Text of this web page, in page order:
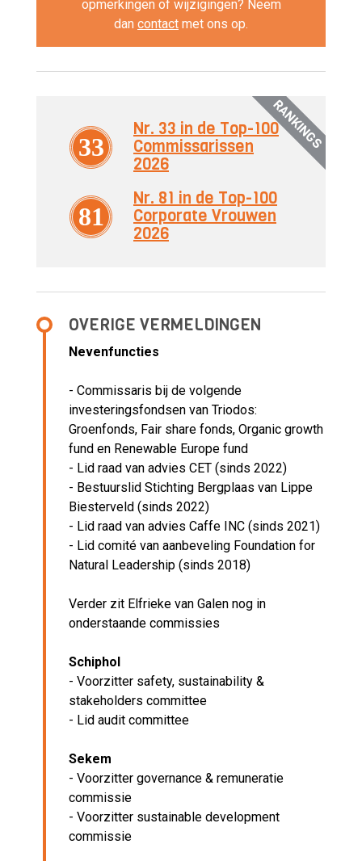
opmerkingen of wijzigingen? Neem
dan contact met ons op.
RANKINGS
33
Nr. 33 in de Top-100
Commissarissen
2026
81
Nr. 81 in de Top-100
Corporate Vrouwen
2026
OVERIGE VERMELDINGEN
Nevenfuncties
- Commissaris bij de volgende
investeringsfondsen van Triodos:
Groenfonds, Fair share fonds, Organic growth
fund en Renewable Europe fund
- Lid raad van advies CET (sinds 2022)
- Bestuurslid Stichting Bergplaas van Lippe
Biesterveld (sinds 2022)
- Lid raad van advies Caffe INC (sinds 2021)
- Lid comité van aanbeveling Foundation for
Natural Leadership (sinds 2018)
Verder zit Elfrieke van Galen nog in
onderstaande commissies
Schiphol
- Voorzitter safety, sustainability &
stakeholders committee
- Lid audit committee
Sekem
- Voorzitter governance & remuneratie
commissie
- Voorzitter sustainable development
commissie